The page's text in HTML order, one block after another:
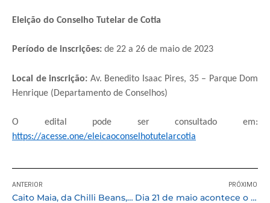
Eleição do Conselho Tutelar de Cotia
Período de inscrições: de 22 a 26 de maio de 2023
Local de inscrição: Av. Benedito Isaac Pires, 35 – Parque Dom
Henrique (Departamento de Conselhos)
O edital pode ser consultado em:
https://acesse.one/eleicaoconselhotutelarcotia
ANTERIOR
Caito Maia, da Chilli Beans, está confirmado na programação do #AvançaCotia. Inscrições abertas
PRÓXIMO
Dia 21 de maio acontece o primeiro Café com Axé de 2023, evento do Movimento Cultura de Paz Cotia